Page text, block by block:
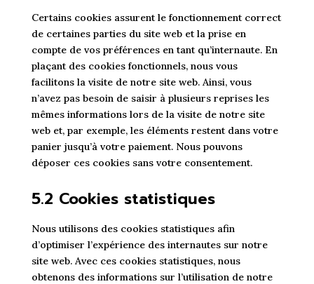
Certains cookies assurent le fonctionnement correct
de certaines parties du site web et la prise en
compte de vos préférences en tant qu’internaute. En
plaçant des cookies fonctionnels, nous vous
facilitons la visite de notre site web. Ainsi, vous
n’avez pas besoin de saisir à plusieurs reprises les
mêmes informations lors de la visite de notre site
web et, par exemple, les éléments restent dans votre
panier jusqu’à votre paiement. Nous pouvons
déposer ces cookies sans votre consentement.
5.2 Cookies statistiques
Nous utilisons des cookies statistiques afin
d’optimiser l’expérience des internautes sur notre
site web. Avec ces cookies statistiques, nous
obtenons des informations sur l’utilisation de notre